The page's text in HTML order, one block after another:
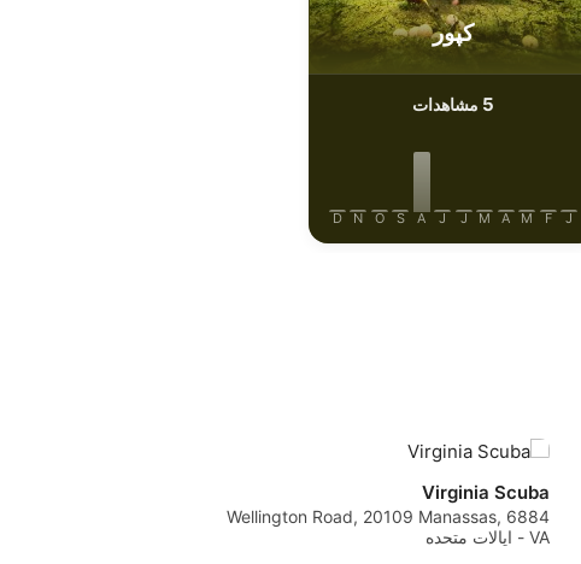
کپور
5 مشاهدات
J
F
M
A
M
J
J
A
S
O
N
D
Virginia Scuba
6884 Wellington Road, 20109 Manassas,
VA - ایالات متحده